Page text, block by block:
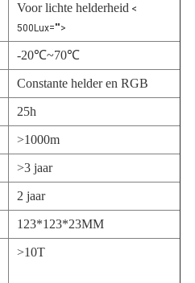
Voor lichte helderheid<
500Lux="">
-20℃~70℃
Constante helder en RGB
25h
>1000m
>3 jaar
2 jaar
123*123*23MM
>10T